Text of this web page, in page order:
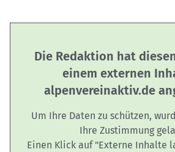
Die Redaktion hat
einem externen
alpenvereinaktiv.de
Um Ihre Daten zu schützen,
Ihre Zustimmung
Einen Klick auf "Externe Inhalte